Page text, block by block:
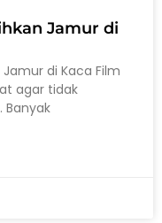
Jamur di
di Kaca Film
agar tidak
Banyak